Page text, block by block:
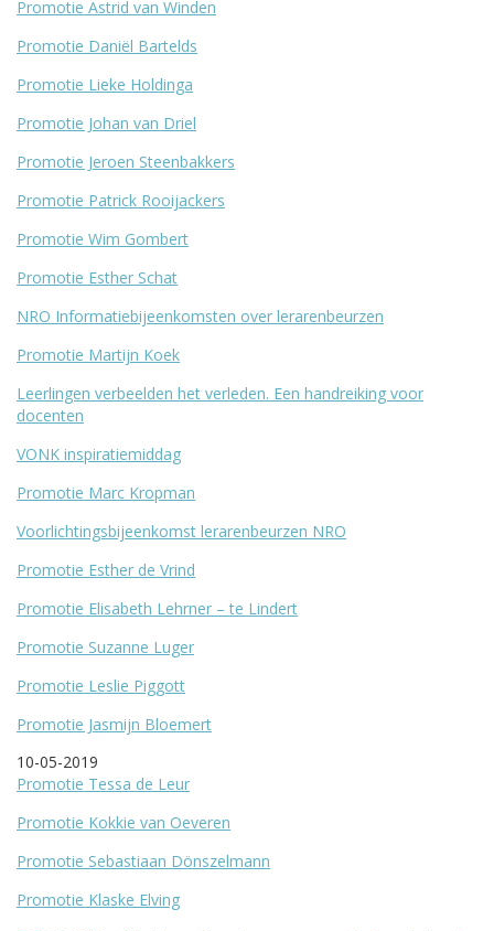
Promotie Astrid van Winden
Promotie Daniël Bartelds
Promotie Lieke Holdinga
Promotie Johan van Driel
Promotie Jeroen Steenbakkers
Promotie Patrick Rooijackers
Promotie Wim Gombert
Promotie Esther Schat
NRO Informatiebijeenkomsten over lerarenbeurzen
Promotie Martijn Koek
Leerlingen verbeelden het verleden. Een handreiking voor
docenten
VONK inspiratiemiddag
Promotie Marc Kropman
Voorlichtingsbijeenkomst lerarenbeurzen NRO
Promotie Esther de Vrind
Promotie Elisabeth Lehrner – te Lindert
Promotie Suzanne Luger
Promotie Leslie Piggott
Promotie Jasmijn Bloemert
10-05-2019
Promotie Tessa de Leur
Promotie Kokkie van Oeveren
Promotie Sebastiaan Dönszelmann
Promotie Klaske Elving